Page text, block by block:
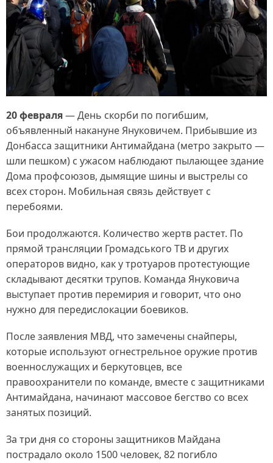
20 февраля— День скорби по погибшим,
объявленный накануне Януковичем. Прибывшие из
Донбасса защитники Антимайдана (метро закрыто —
шли пешком) с ужасом наблюдают пылающее здание
Дома профсоюзов, дымящие шины и выстрелы со
всех сторон. Мобильная связь действует с
перебоями.
Бои продолжаются. Количество жертв растет. По
прямой трансляции Громадського ТВ и других
операторов видно, как у тротуаров протестующие
складывают десятки трупов. Команда Януковича
выступает против перемирия и говорит, что оно
нужно для передислокации боевиков.
После заявления МВД, что замечены снайперы,
которые используют огнестрельное оружие против
военнослужащих и беркутовцев, все
правоохранители по команде, вместе с защитниками
Антимайдана, начинают массовое бегство со всех
занятых позиций.
За три дня со стороны защитников Майдана
пострадало около 1500 человек, 82 погибло